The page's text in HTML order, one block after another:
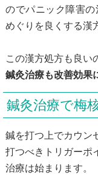
のでパニック障害
めぐりを良くする漢
この漢方処方も良い
鍼灸治療も改善効果
鍼灸治療で梅
鍼を打つ上でカウン
打つべきトリガーポ
治療は始まります。